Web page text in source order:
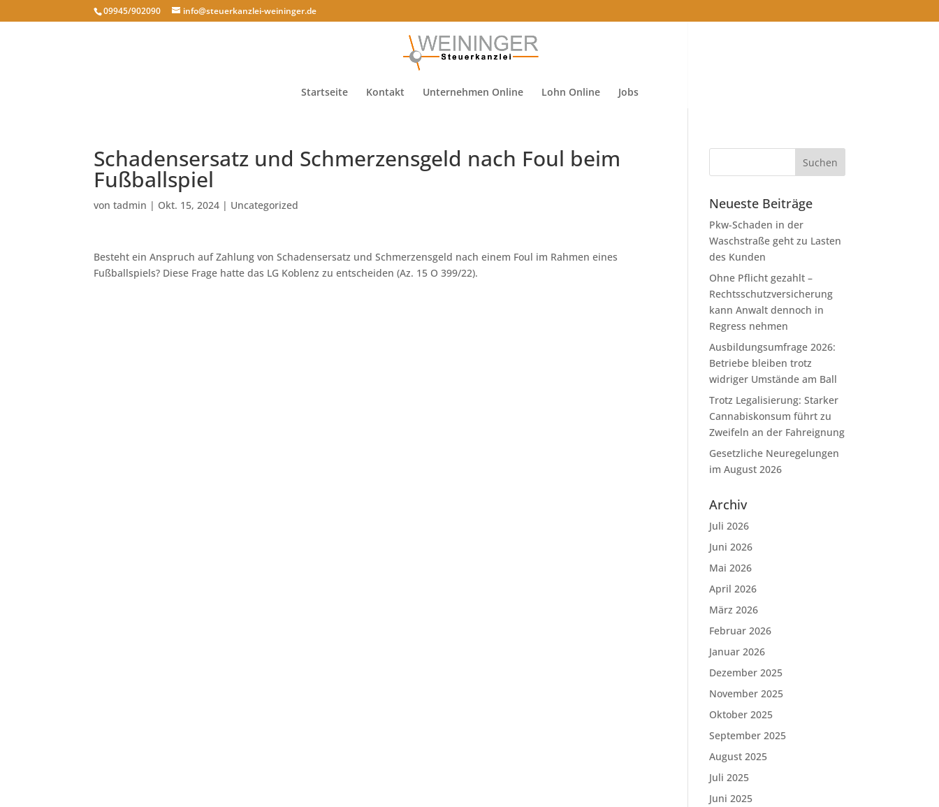
09945/902090 info@steuerkanzlei-weininger.de
Startseite Kontakt Unternehmen Online Lohn Online Jobs
Schadensersatz und Schmerzensgeld nach Foul beim
Fußballspiel
vontadmin | Okt. 15, 2024 | Uncategorized
Besteht ein Anspruch auf Zahlung von Schadensersatz und Schmerzensgeld nach einem Foul im Rahmen eines
Fußballspiels? Diese Frage hatte das LG Koblenz zu entscheiden (Az. 15 O 399/22).
Neueste Beiträge
Pkw-Schaden in der
Waschstraße geht zu Lasten
des Kunden
Ohne Pflicht gezahlt –
Rechtsschutzversicherung
kann Anwalt dennoch in
Regress nehmen
Ausbildungsumfrage 2026:
Betriebe bleiben trotz
widriger Umstände am Ball
Trotz Legalisierung: Starker
Cannabiskonsum führt zu
Zweifeln an der Fahreignung
Gesetzliche Neuregelungen
im August 2026
Archiv
Juli 2026
Juni 2026
Mai 2026
April 2026
März 2026
Februar 2026
Januar 2026
Dezember 2025
November 2025
Oktober 2025
September 2025
August 2025
Juli 2025
Juni 2025